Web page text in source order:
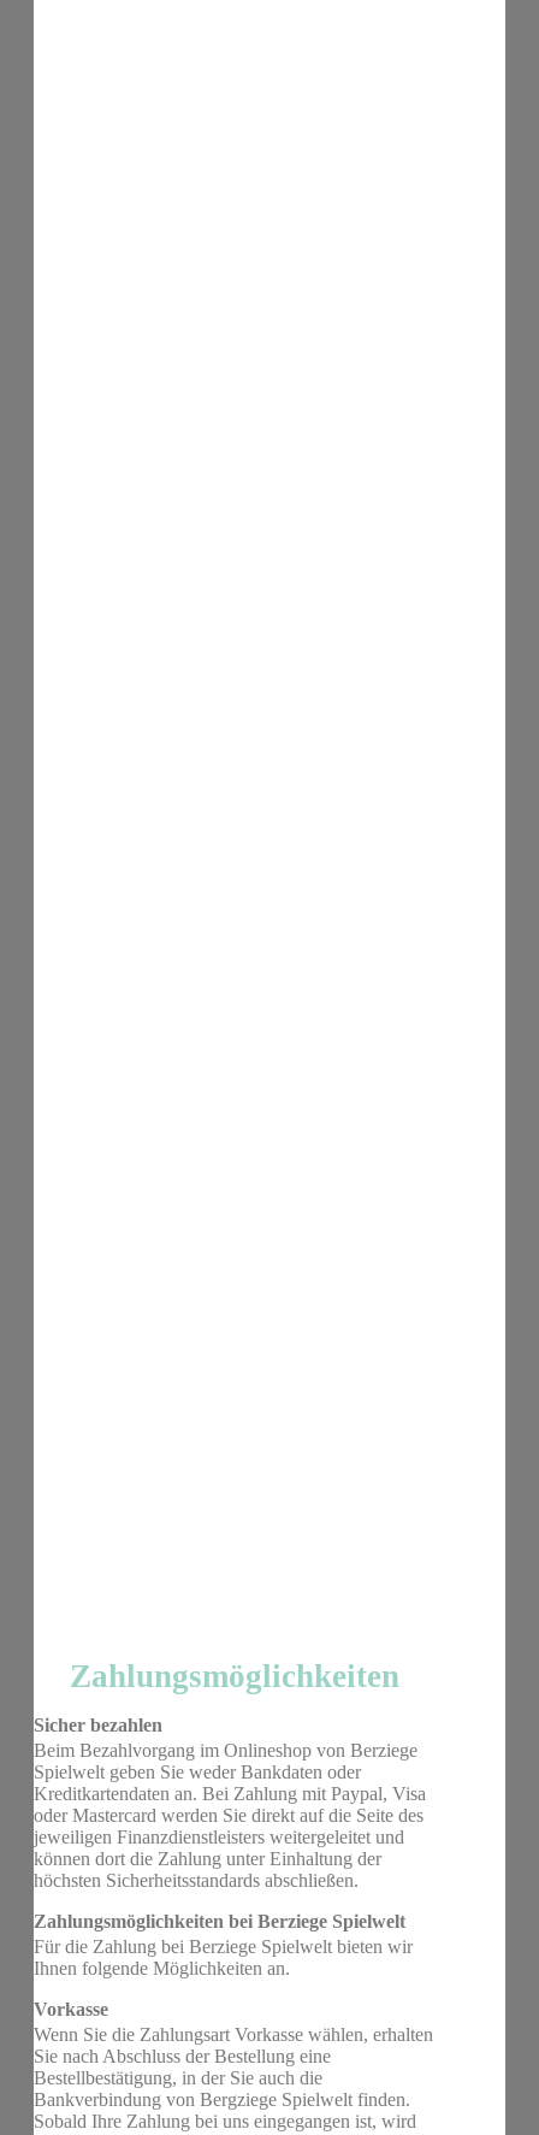
Zahlungsmöglichkeiten
Sicher bezahlen
Beim Bezahlvorgang im Onlineshop von Berziege
Spielwelt geben Sie weder Bankdaten oder
Kreditkartendaten an. Bei Zahlung mit Paypal, Visa
oder Mastercard werden Sie direkt auf die Seite des
jeweiligen Finanzdienstleisters weitergeleitet und
können dort die Zahlung unter Einhaltung der
höchsten Sicherheitsstandards abschließen.
Zahlungsmöglichkeiten bei Berziege Spielwelt
Für die Zahlung bei Berziege Spielwelt bieten wir
Ihnen folgende Möglichkeiten an.
Vorkasse
Wenn Sie die Zahlungsart Vorkasse wählen, erhalten
Sie nach Abschluss der Bestellung eine
Bestellbestätigung, in der Sie auch die
Bankverbindung von Bergziege Spielwelt finden.
Sobald Ihre Zahlung bei uns eingegangen ist, wird